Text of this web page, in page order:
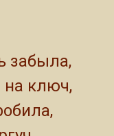
забыла,
на ключ,